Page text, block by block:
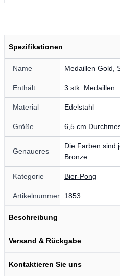
Spezifikationen
Name Medaillen Gold,
Enthält 3 stk. Medaillen
Material Edelstahl
Größe 6,5 cm
Genaueres
Die Farben sind
Bronze.
Kategorie Bier-Pong
Artikelnummer 1853
Beschreibung
Versand & Rückgabe
Kontaktieren Sie uns